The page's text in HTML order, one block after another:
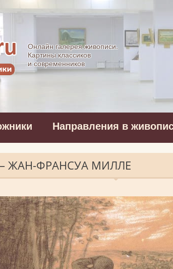
Allpainters.ru - картинная галерея
Онлайн галерея живописи.
Картины классиков
и современников
Направления в
ЖАН-ФРАНСУА МИЛЛЕ